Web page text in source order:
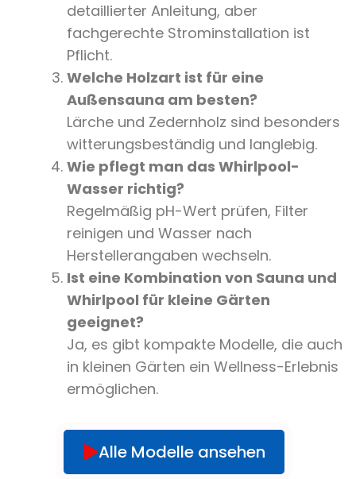
detaillierter Anleitung, aber
fachgerechte Strominstallation ist
Pflicht.
Welche Holzart ist für eine
Außensauna am besten?
Lärche und Zedernholz sind besonders
witterungsbeständig und langlebig.
Wie pflegt man das Whirlpool-
Wasser richtig?
Regelmäßig pH-Wert prüfen, Filter
reinigen und Wasser nach
Herstellerangaben wechseln.
Ist eine Kombination von Sauna und
Whirlpool für kleine Gärten
geeignet?
Ja, es gibt kompakte Modelle, die auch
in kleinen Gärten ein Wellness-Erlebnis
ermöglichen.
Alle Modelle ansehen